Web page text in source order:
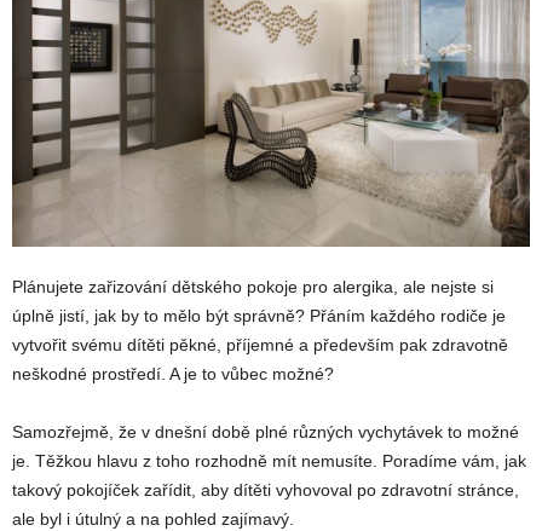
Plánujete zařizování dětského pokoje pro alergika, ale nejste si
úplně jistí, jak by to mělo být správně? Přáním každého rodiče je
vytvořit svému dítěti pěkné, příjemné a především pak zdravotně
neškodné prostředí. A je to vůbec možné?
Samozřejmě, že v dnešní době plné různých vychytávek to možné
je. Těžkou hlavu z toho rozhodně mít nemusíte. Poradíme vám, jak
takový pokojíček zařídit, aby dítěti vyhovoval po zdravotní stránce,
ale byl i útulný a na pohled zajímavý.